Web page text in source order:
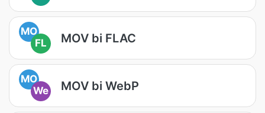
MO
FL
MOV bi FLAC
MO
We
MOV bi WebP